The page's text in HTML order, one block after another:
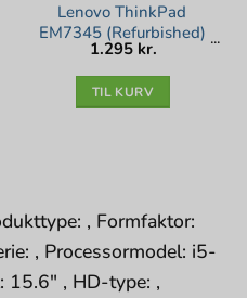
Lenovo ThinkPad
EM7345 (Refurbished)
1.295 kr.
TIL KURV
, Formfaktor:
, Processormodel: i5-
, HD-type: ,